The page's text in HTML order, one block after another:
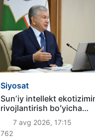
Siyosat
Sunʼiy intellekt
rivojlantirish boʻyicha
ustuvor vazifalar
belgilandi
7 avg 2026, 17:15
762